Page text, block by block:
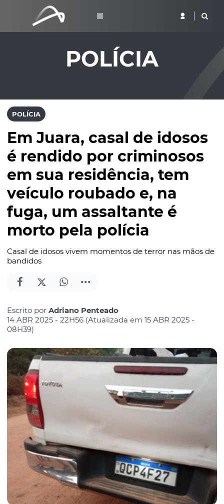
POLÍCIA
POLÍCIA
Em Juara, casal de idosos
é rendido por criminosos
em sua residência, tem
veículo roubado e, na
fuga, um assaltante é
morto pela polícia
Casal de idosos vivem momentos de terror nas mãos de
bandidos
Escrito por Adriano Penteado
14 ABR 2025 - 22H56 (Atualizada em 15 ABR 2025 -
08H39)